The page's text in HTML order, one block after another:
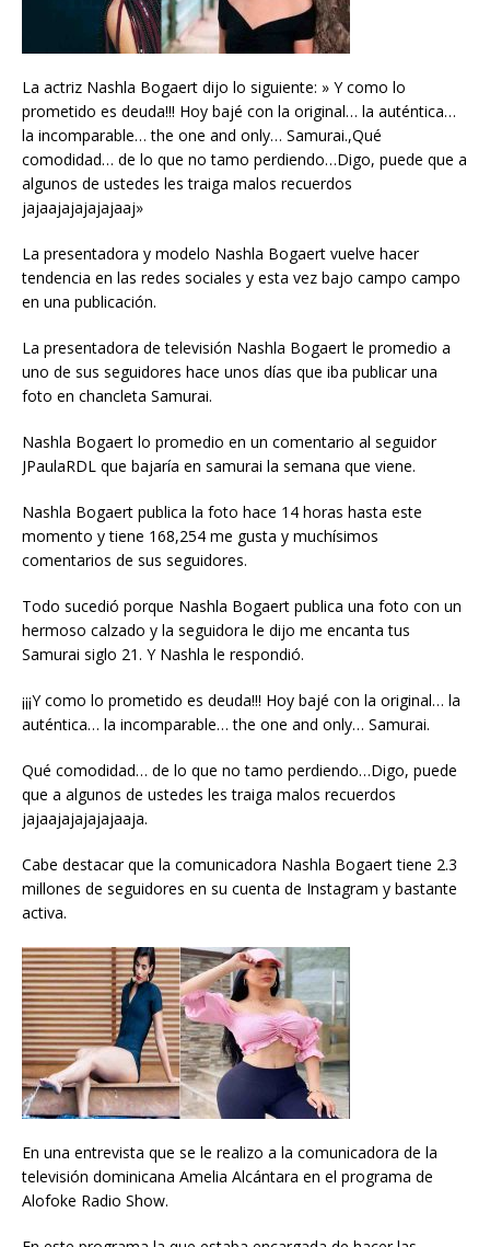
La actriz Nashla Bogaert dijo lo siguiente: » Y como lo
prometido es deuda!!! Hoy bajé con la original… la auténtica…
la incomparable… the one and only… Samurai.,Qué
comodidad… de lo que no tamo perdiendo…Digo, puede que a
algunos de ustedes les traiga malos recuerdos
jajaajajajajajaaj»
La presentadora y modelo Nashla Bogaert vuelve hacer
tendencia en las redes sociales y esta vez bajo campo campo
en una publicación.
La presentadora de televisión Nashla Bogaert le promedio a
uno de sus seguidores hace unos días que iba publicar una
foto en chancleta Samurai.
Nashla Bogaert lo promedio en un comentario al seguidor
JPaulaRDL que bajaría en samurai la semana que viene.
Nashla Bogaert publica la foto hace 14 horas hasta este
momento y tiene 168,254 me gusta y muchísimos
comentarios de sus seguidores.
Todo sucedió porque Nashla Bogaert publica una foto con un
hermoso calzado y la seguidora le dijo me encanta tus
Samurai siglo 21. Y Nashla le respondió.
¡¡¡Y como lo prometido es deuda!!! Hoy bajé con la original… la
auténtica… la incomparable… the one and only… Samurai.
Qué comodidad… de lo que no tamo perdiendo…Digo, puede
que a algunos de ustedes les traiga malos recuerdos
jajaajajajajajaaja.
Cabe destacar que la comunicadora Nashla Bogaert tiene 2.3
millones de seguidores en su cuenta de Instagram y bastante
activa.
En una entrevista que se le realizo a la comunicadora de la
televisión dominicana Amelia Alcántara en el programa de
Alofoke Radio Show.